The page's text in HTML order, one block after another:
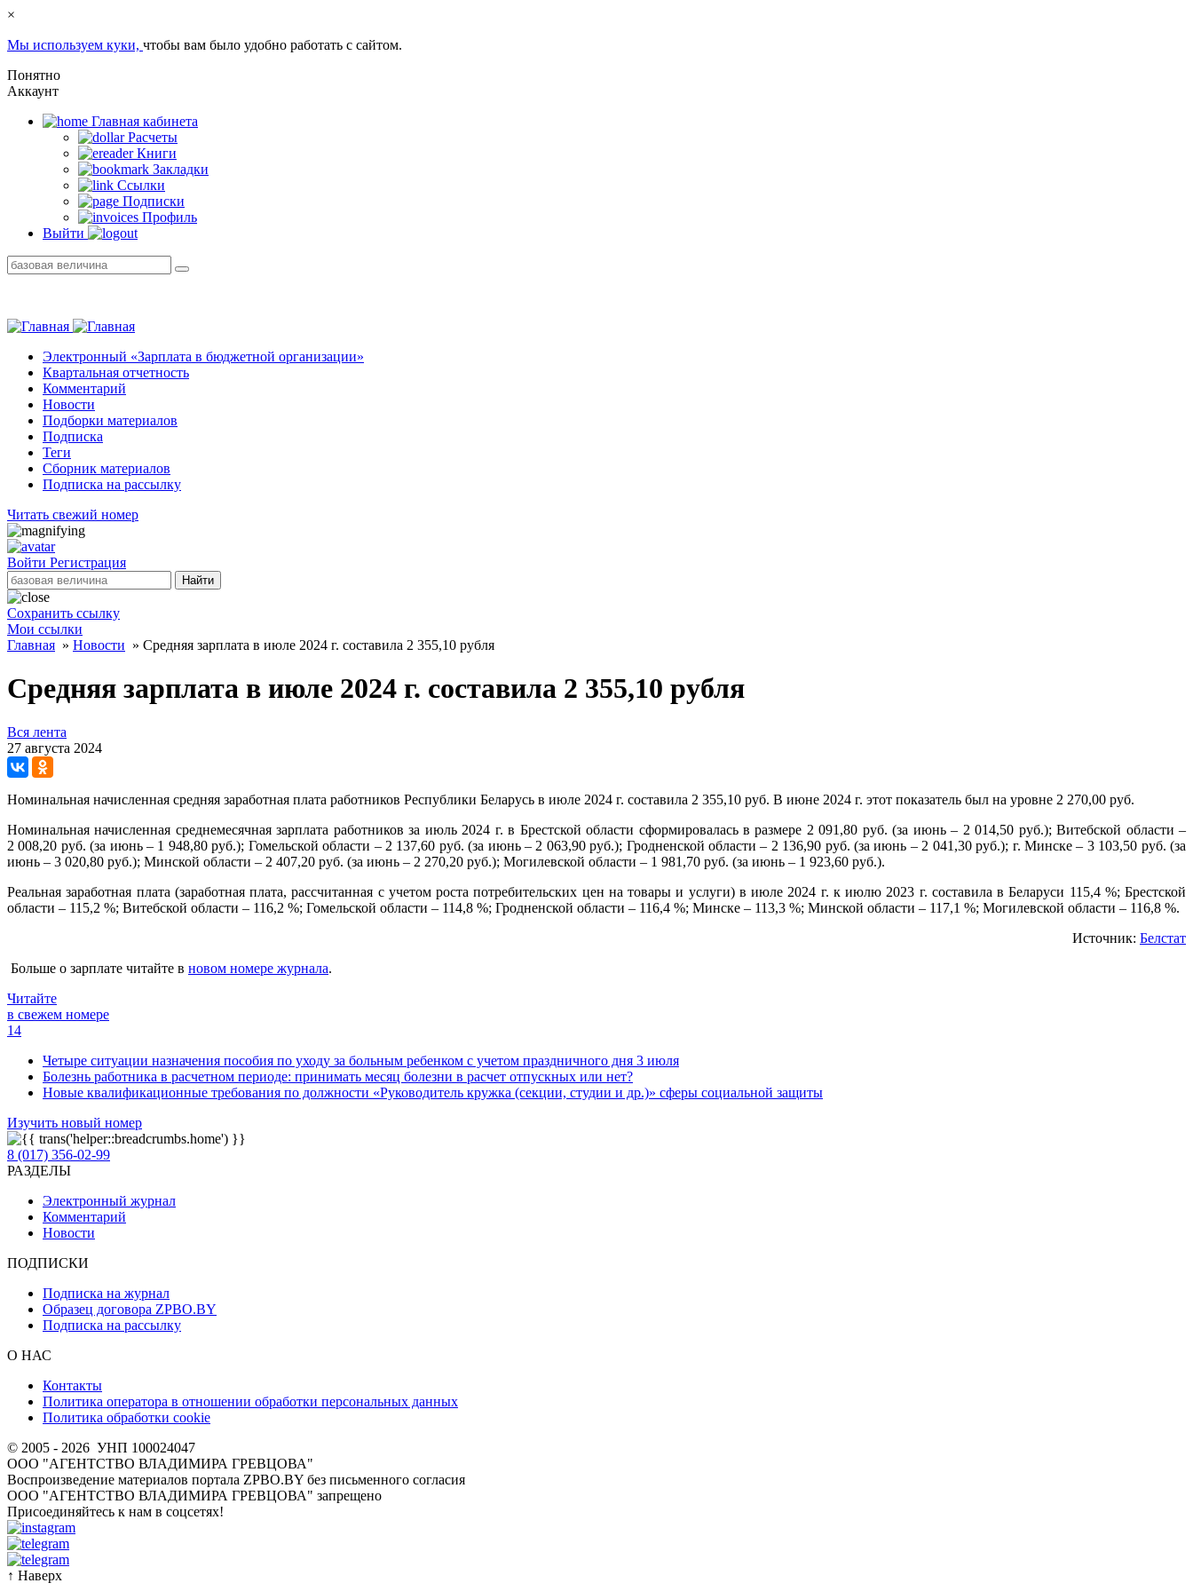
×
Мы используем куки, чтобы вам было удобно работать с сайтом.
Понятно
Аккаунт
Главная кабинетa
Расчеты
Книги
Закладки
Ссылки
Подписки
Профиль
Выйти
Электронный «Зарплата в бюджетной организации»
Квартальная отчетность
Комментарий
Новости
Подборки материалов
Подписка
Теги
Сборник материалов
Подписка на рассылку
Читать свежий номер
Войти Регистрация
Найти
Сохранить ссылку
Мои ссылки
Главная » Новости » Средняя зарплата в июле 2024 г. составила 2 355,10 рубля
Средняя зарплата в июле 2024 г. составила 2 355,10 рубля
Вся лента
27 августа 2024
Номинальная начисленная средняя заработная плата работников Республики Беларусь в июле 2024 г. составила 2 355,10 руб. В июне 2024 г. этот показатель был на уровне 2 270,00 руб.
Номинальная начисленная среднемесячная зарплата работников за июль 2024 г. в Брестской области сформировалась в размере 2 091,80 руб. (за июнь – 2 014,50 руб.); Витебской области –
2 008,20 руб. (за июнь – 1 948,80 руб.); Гомельской области – 2 137,60 руб. (за июнь – 2 063,90 руб.); Гродненской области – 2 136,90 руб. (за июнь – 2 041,30 руб.); г. Минске – 3 103,50 руб. (за
июнь – 3 020,80 руб.); Минской области – 2 407,20 руб. (за июнь – 2 270,20 руб.); Могилевской области – 1 981,70 руб. (за июнь – 1 923,60 руб.).
Реальная заработная плата (заработная плата, рассчитанная с учетом роста потребительских цен на товары и услуги) в июле 2024 г. к июлю 2023 г. составила в Беларуси 115,4 %; Брестской
области – 115,2 %; Витебской области – 116,2 %; Гомельской области – 114,8 %; Гродненской области – 116,4 %; Минске – 113,3 %; Минской области – 117,1 %; Могилевской области – 116,8 %.
Источник: Белстат
Больше о зарплате читайте в новом номере журнала.
Читайте
в свежем номере
14
Четыре ситуации назначения пособия по уходу за больным ребенком с учетом праздничного дня 3 июля
Болезнь работника в расчетном периоде: принимать месяц болезни в расчет отпускных или нет?
Новые квалификационные требования по должности «Руководитель кружка (секции, студии и др.)» сферы социальной защиты
Изучить новый номер
8 (017) 356-02-99
РАЗДЕЛЫ
Электронный журнал
Комментарий
Новости
ПОДПИСКИ
Подписка на журнал
Образец договора ZPBO.BY
Подписка на рассылку
О НАС
Контакты
Политика оператора в отношении обработки персональных данных
Политика обработки cookie
© 2005 - 2026 УНП 100024047
ООО "АГЕНТСТВО ВЛАДИМИРА ГРЕВЦОВА"
Воспроизведение материалов портала ZPBO.BY без письменного согласия
OOO "АГЕНТСТВО ВЛАДИМИРА ГРЕВЦОВА" запрещено
Присоединяйтесь к нам в соцсетях!
↑ Наверх